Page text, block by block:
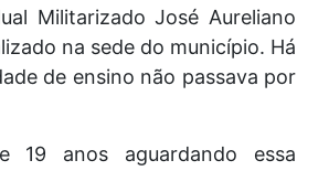
Militarizado José Aureliano
na sede do município. Há
de ensino não passava por
19 anos aguardando essa